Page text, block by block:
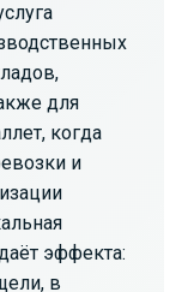
для
когда
и
эффекта:
в